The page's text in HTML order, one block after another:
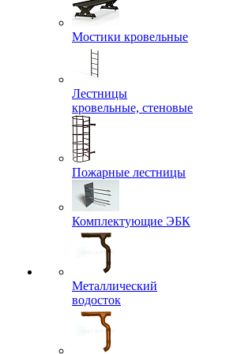
Мостики кровельные
Лестницы
кровельные, стеновые
Пожарные лестницы
Комплектующие ЭБК
Металлический
водосток